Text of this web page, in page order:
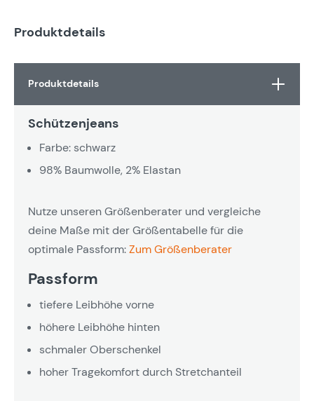
Produktdetails
Produktdetails
Schützenjeans
Farbe: schwarz
98% Baumwolle, 2% Elastan
Nutze unseren Größenberater und vergleiche
deine Maße mit der Größentabelle für die
optimale Passform:Zum Größenberater
Passform
tiefere Leibhöhe vorne
höhere Leibhöhe hinten
schmaler Oberschenkel
hoher Tragekomfort durch Stretchanteil